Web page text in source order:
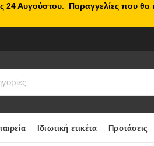
Ιδιωτική ετικέτα Προτάσεις
24 Αυγούστου Παραγγελίες που θα